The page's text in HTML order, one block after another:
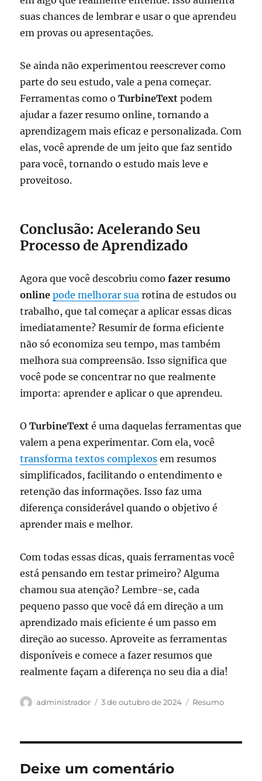
suas chances de lembrar e usar o que aprendeu
em provas ou apresentações.
Se ainda não experimentou reescrever como
parte do seu estudo, vale a pena começar.
Ferramentas como oTurbineText podem
ajudar a fazer resumo online, tornando a
aprendizagem mais eficaz e personalizada. Com
elas, você aprende de um jeito que faz sentido
para você, tornando o estudo mais leve e
proveitoso.
Conclusão: Acelerando Seu
Processo de Aprendizado
Agora que você descobriu comofazer resumo
online pode melhorar sua rotina de estudos ou
trabalho, que tal começar a aplicar essas dicas
imediatamente? Resumir de forma eficiente
não só economiza seu tempo, mas também
melhora sua compreensão. Isso significa que
você pode se concentrar no que realmente
importa: aprender e aplicar o que aprendeu.
OTurbineText é uma daquelas ferramentas que
valem a pena experimentar. Com ela, você
transforma textos complexos em resumos
simplificados, facilitando o entendimento e
retenção das informações. Isso faz uma
diferença considerável quando o objetivo é
aprender mais e melhor.
Com todas essas dicas, quais ferramentas você
está pensando em testar primeiro? Alguma
chamou sua atenção? Lembre-se, cada
pequeno passo que você dá em direção a um
aprendizado mais eficiente é um passo em
direção ao sucesso. Aproveite as ferramentas
disponíveis e comece a fazer resumos que
realmente façam a diferença no seu dia a dia!
Autor
administrador
Publicado
3 de outubro de 2024 Categorias
Resumo
Deixe um comentário